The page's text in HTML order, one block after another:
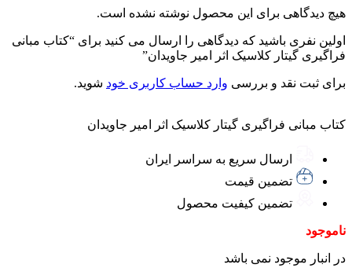
هیچ دیدگاهی برای این محصول نوشته نشده است.
اولین نفری باشید که دیدگاهی را ارسال می کنید برای “کتاب مبانی
فراگيری گيتار كلاسيک اثر امیر جاویدان”
برای ثبت نقد و بررسی وارد حساب کاربری خود شوید.
کتاب مبانی فراگيری گيتار كلاسيک اثر امیر جاویدان
ارسال سریع به سراسر ایران
تضمین قیمت
تضمین کیفیت محصول
ناموجود
در انبار موجود نمی باشد